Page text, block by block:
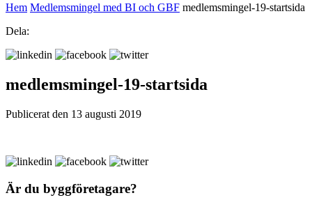
Hem Medlemsmingel med BI och GBF medlemsmingel-19-startsida
Dela:
medlemsmingel-19-startsida
Publicerat den 13 augusti 2019
Är du byggföretagare?